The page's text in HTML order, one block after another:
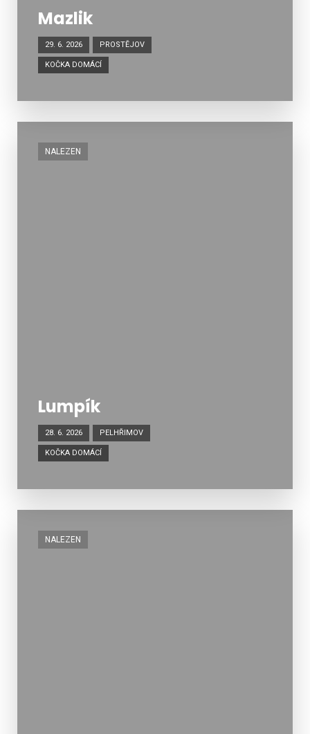
Mazlik
29. 6. 2026 PROSTĚJOV
KOČKA DOMÁCÍ
NALEZEN
Lumpík
28. 6. 2026 PELHŘIMOV
KOČKA DOMÁCÍ
NALEZEN